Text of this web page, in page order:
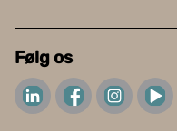
Følg os